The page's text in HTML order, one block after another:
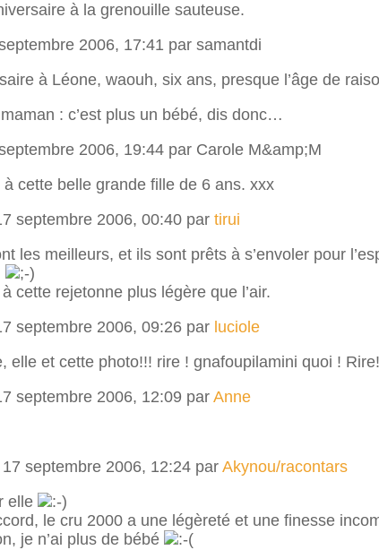
à la grenouille sauteuse.
2006, 17:41 par samantdi
à Léone, waouh, six ans, presque l’âge de
: c’est plus un bébé, dis donc…
2006, 19:44 par Carole M&amp;M
cette belle grande fille de 6 ans. xxx
septembre 2006, 00:40 partirui
les meilleurs, et ils sont prêts à s’envoler pour
cette rejetonne plus légère que l’air.
septembre 2006, 09:26 par luciole
elle et cette photo!!! rire ! gnafoupilamini quoi ! Rire!
septembre 2006, 12:09 parAnne
septembre 2006, 12:24 parAkynou/racontars
elle
le cru 2000 a une légèreté et une finesse
je n’ai plus de bébé